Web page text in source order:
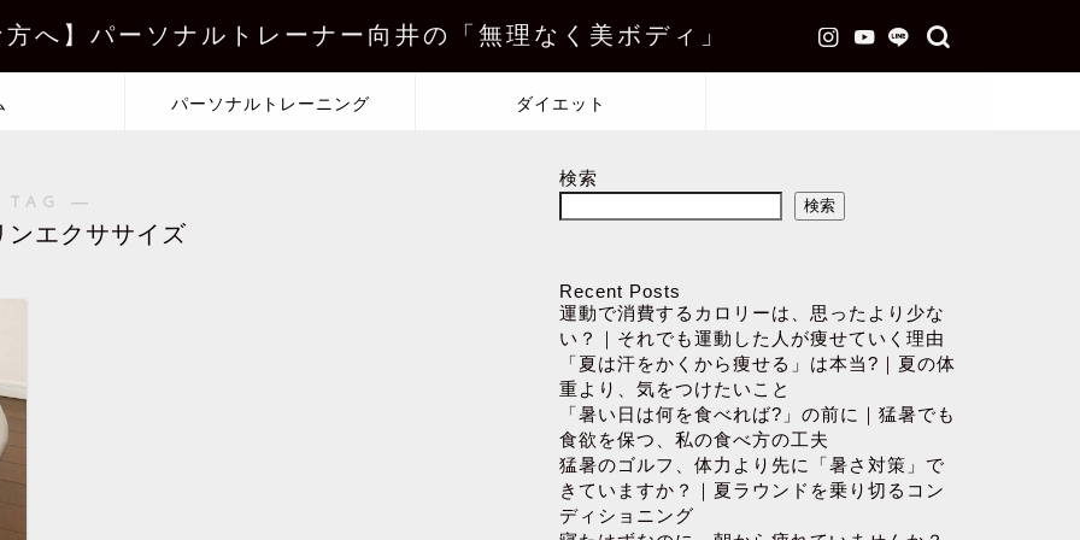
方へ】パーソナルトレーナー向井の「無理なく美ボディ」
パーソナルトレーニング ダイエット
―
ンエクササイズ
検索
検索
Recent Posts
運動で消費するカロリーは、思ったより少な
い？｜それでも運動した人が痩せていく理由
「夏は汗をかくから痩せる」は本当?｜夏の体
重より、気をつけたいこと
「暑い日は何を食べれば?」の前に｜猛暑でも
食欲を保つ、私の食べ方の工夫
猛暑のゴルフ、体力より先に「暑さ対策」で
きていますか？｜夏ラウンドを乗り切るコン
ディショニング